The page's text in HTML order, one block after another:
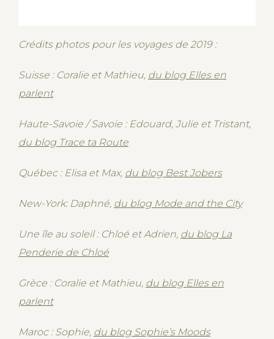
Crédits photos pour les voyages de 2019 :
Suisse : Coralie et Mathieu, du blog Elles en
parlent
Haute-Savoie / Savoie : Edouard, Julie et Tristant,
du blog Trace ta Route
Québec : Elisa et Max, du blog Best Jobers
New-York: Daphné, du blog Mode and the City
Une île au soleil : Chloé et Adrien, du blog La
Penderie de Chloé
Grèce : Coralie et Mathieu, du blog Elles en
parlent
Maroc : Sophie, du blog Sophie’s Moods